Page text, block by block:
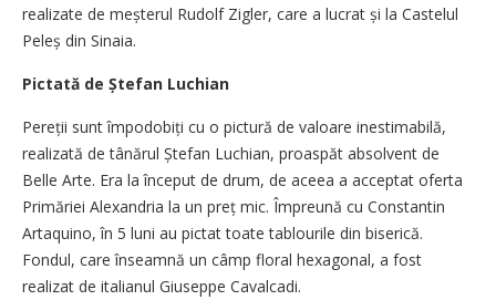
realizate de meșterul Rudolf Zigler, care a lucrat și la Castelul
Peleș din Sinaia.
Pictată de Ștefan Luchian
Pereții sunt împodobiți cu o pictură de valoare inestimabilă,
realizată de tânărul Ștefan Luchian, proaspăt absolvent de
Belle Arte. Era la început de drum, de aceea a acceptat oferta
Primăriei Alexandria la un preț mic. Împreună cu Constantin
Artaquino, în 5 luni au pictat toate tablourile din biserică.
Fondul, care înseamnă un câmp floral hexagonal, a fost
realizat de italianul Giuseppe Cavalcadi.